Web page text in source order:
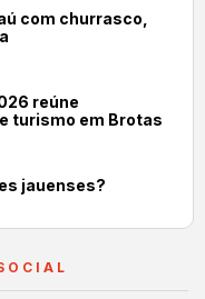
com churrasco,
reúne
turismo em Brotas
jauenses?